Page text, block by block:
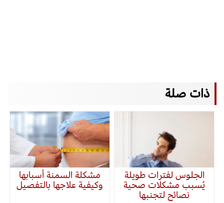
ذات صلة
الجلوس لفترات طويلة
يُسبب مشكلات صحية
نصائح لتجنبها
مشكلة السمنة أسبابها
وكيفية علاجها بالتفصيل